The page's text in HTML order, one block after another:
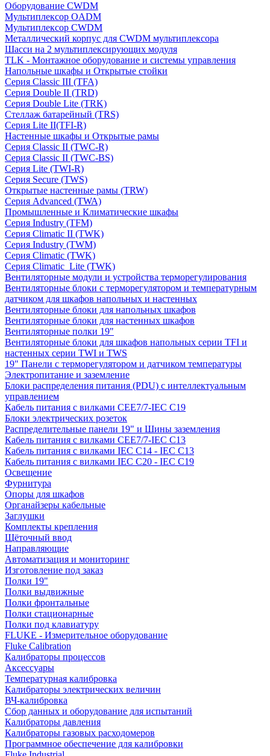
Оборудование CWDM
Мультиплекcор OADM
Мультиплексор CWDM
Металлический корпус для CWDM мультиплексора
Шасси на 2 мультиплексирующих модуля
TLK - Монтажное оборудование и системы управления
Напольные шкафы и Открытые стойки
Серия Classic III (TFA)
Серия Double II (TRD)
Серия Double Lite (TRK)
Стеллаж батарейный (TRS)
Серия Lite II(TFI-R)
Настенные шкафы и Открытые рамы
Серия Classic II (TWC-R)
Серия Classic II (TWC-BS)
Серия Lite (TWI-R)
Серия Secure (TWS)
Открытые настенные рамы (TRW)
Серия Advanced (TWA)
Промышленные и Климатические шкафы
Серия Industry (TFM)
Серия Climatic II (TWK)
Серия Industry (TWM)
Серия Climatic (TWK)
Серия Climatic_Lite (TWK)
Вентиляторные модули и устройства терморегулирования
Вентиляторные блоки с терморегулятором и температурным
датчиком для шкафов напольных и настенных
Вентиляторные блоки для напольных шкафов
Вентиляторные блоки для настенных шкафов
Вентиляторные полки 19"
Вентиляторные блоки для шкафов напольных серии TFI и
настенных серии TWI и TWS
19" Панели с терморегулятором и датчиком температуры
Электропитание и заземление
Блоки распределения питания (PDU) с интеллектуальным
управлением
Кабель питания с вилками CEE7/7-IEC C19
Блоки электрических розеток
Распределительные панели 19" и Шины заземления
Кабель питания с вилками CEE7/7-IEC C13
Кабель питания с вилками IEC C14 - IEC C13
Кабель питания с вилками IEC C20 - IEC C19
Освещение
Фурнитура
Опоры для шкафов
Органайзеры кабельные
Заглушки
Комплекты крепления
Щёточный ввод
Направляющие
Автоматизация и мониторинг
Изготовление под заказ
Полки 19"
Полки выдвижные
Полки фронтальные
Полки стационарные
Полки под клавиатуру
FLUKE - Измерительное оборудование
Fluke Calibration
Калибраторы процессов
Аксессуары
Температурная калибровка
Калибраторы электрических величин
ВЧ-калибровка
Сбор данных и оборудование для испытаний
Калибраторы давления
Калибраторы газовых расходомеров
Программное обеспечение для калибровки